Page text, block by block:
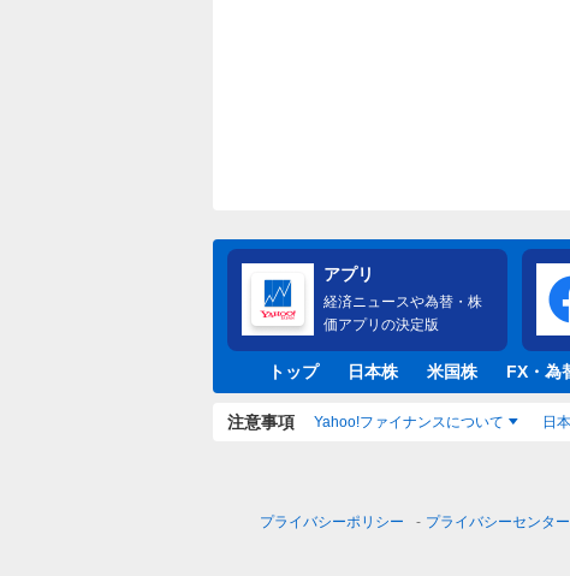
アプリ
経済ニュースや為替・株
価アプリの決定版
トップ 日本株 米国株 FX・為
注意事項 Yahoo!ファイナンスについて 日
プライバシーポリシー プライバシーセンター